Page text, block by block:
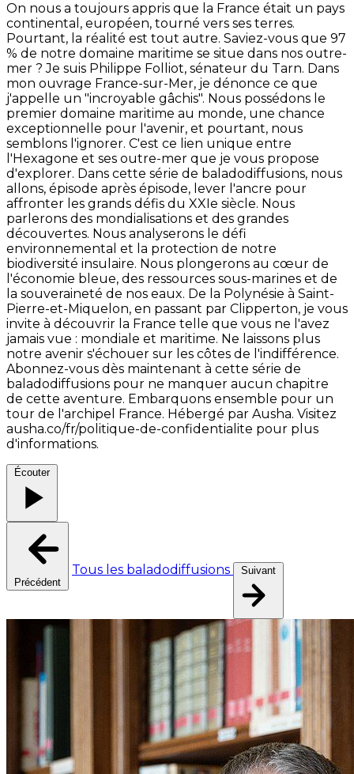
On nous a toujours appris que la France était un pays
continental, européen, tourné vers ses terres.
Pourtant, la réalité est tout autre. Saviez-vous que 97
% de notre domaine maritime se situe dans nos outre-
mer ? Je suis Philippe Folliot, sénateur du Tarn. Dans
mon ouvrage France-sur-Mer, je dénonce ce que
j'appelle un "incroyable gâchis". Nous possédons le
premier domaine maritime au monde, une chance
exceptionnelle pour l'avenir, et pourtant, nous
semblons l'ignorer. C'est ce lien unique entre
l'Hexagone et ses outre-mer que je vous propose
d'explorer. Dans cette série de baladodiffusions, nous
allons, épisode après épisode, lever l'ancre pour
affronter les grands défis du XXIe siècle. Nous
parlerons des mondialisations et des grandes
découvertes. Nous analyserons le défi
environnemental et la protection de notre
biodiversité insulaire. Nous plongerons au cœur de
l'économie bleue, des ressources sous-marines et de
la souveraineté de nos eaux. De la Polynésie à Saint-
Pierre-et-Miquelon, en passant par Clipperton, je vous
invite à découvrir la France telle que vous ne l'avez
jamais vue : mondiale et maritime. Ne laissons plus
notre avenir s'échouer sur les côtes de l'indifférence.
Abonnez-vous dès maintenant à cette série de
baladodiffusions pour ne manquer aucun chapitre
de cette aventure. Embarquons ensemble pour un
tour de l'archipel France. Hébergé par Ausha. Visitez
ausha.co/fr/politique-de-confidentialite pour plus
d'informations.
Écouter
Précédent
Tous les baladodiffusions Suivant